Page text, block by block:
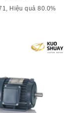
Hiệu quả 80.0%